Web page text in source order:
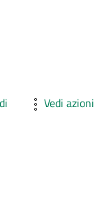
Vedi azioni